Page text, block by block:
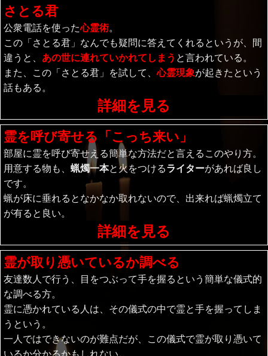
さとる君
公衆電話を使った心霊術。
この「さとる君」なんでも疑問に答えてくれるというが、間
違うと、 あの世に連れていかれてしまう と言われている。
また、この「さとる君」を試して、心霊現象が起きたという
話もある。
詳細を見る
霊を呼び寄せる「こっち来い」
部屋に霊を呼び寄せえる簡単な方法だと言えるこのやり方。
用意する物も、 蝋燭一本と火をつけるライターがあれば良し
です。
蝋が床に垂れるとなかなか取れないので、出来れば蝋燭立て
が有ると良い。
詳細を見る
霊が取り憑いているか調べる
友達数人で行う、目をつぶって手を握るという簡単な儀式的
な調べる方。
霊に憑かれている人は、その儀式の中で霊と手を握ってしま
うという。
一人ではできないのが難点だが、この儀式で霊が取り憑いて